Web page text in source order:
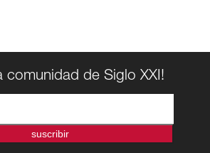
comunidad de Siglo XXI!
suscribir